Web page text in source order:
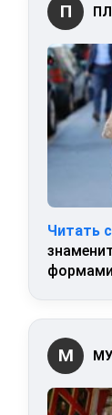
П
Читать
формами
М